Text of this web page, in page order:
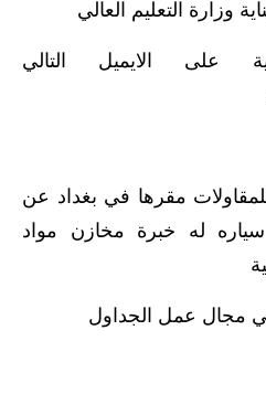
وزارة التعليم العالي
على الايميل التالي
مقرها في بغداد عن
له خبرة مخازن مواد
مجال عمل الجداول